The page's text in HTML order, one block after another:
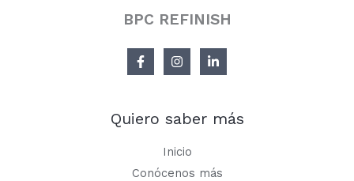
BPC REFINISH
Quiero saber más
Inicio
Conócenos más